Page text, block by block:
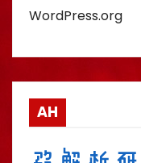
WordPress.org
AH